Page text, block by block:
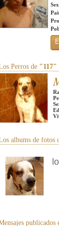
Perros de "117"
albums de fotos
publicados